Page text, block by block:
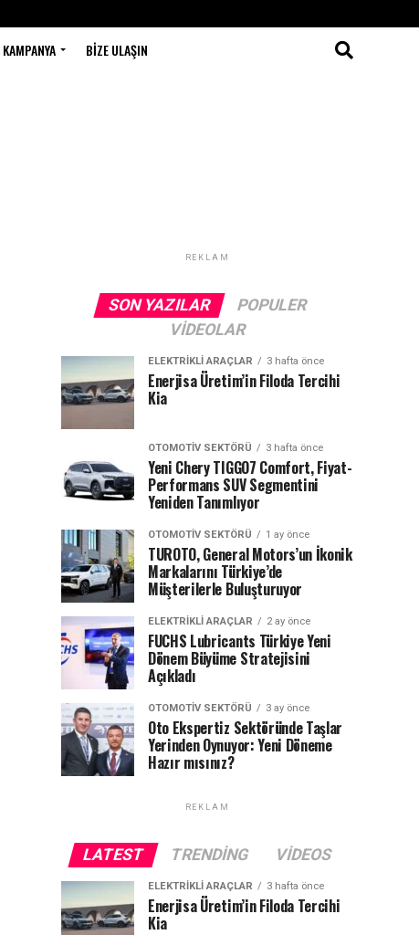
KAMPANYA BIZE ULAŞIN
REKLAM
SON YAZILAR
POPULER
VIDEOLAR
ELEKTRIKLI ARAÇLAR 3 hafta önce
Enerjisa Üretim’in Filoda Tercihi
Kia
OTOMOTIV SEKTÖRÜ 3 hafta önce
Yeni Chery TIGGO7 Comfort, Fiyat-
Performans SUV Segmentini
Yeniden Tanımlıyor
OTOMOTIV SEKTÖRÜ 1 ay önce
TUROTO, General Motors’un İkonik
Markalarını Türkiye’de
Müşterilerle Buluşturuyor
ELEKTRIKLI ARAÇLAR 2 ay önce
FUCHS Lubricants Türkiye Yeni
Dönem Büyüme Stratejisini
Açıkladı
OTOMOTIV SEKTÖRÜ 3 ay önce
Oto Ekspertiz Sektöründe Taşlar
Yerinden Oynuyor: Yeni Döneme
Hazır mısınız?
REKLAM
LATEST TRENDING VIDEOS
ELEKTRIKLI ARAÇLAR 3 hafta önce
Enerjisa Üretim’in Filoda Tercihi
Kia